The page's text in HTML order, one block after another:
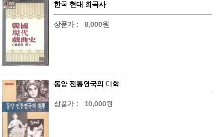
한국 현대 희곡사
상품가 : 8,000원
동양 전통연국의 미학
상품가 : 10,000원